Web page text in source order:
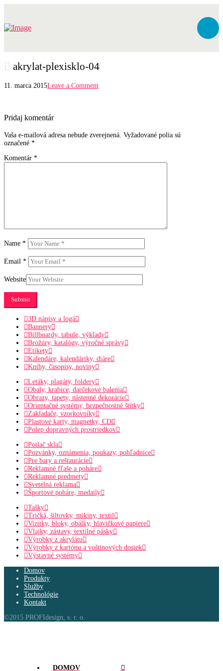
akrylat-plexisklo-04
11. marca 2015Leave a Comment
Pridaj komentár
Vaša e-mailová adresa nebude zverejnená. Vyžadované polia sú
označené *
Komentár *
Name *
Email *
Website
3D nápisy a logá
Bannery
Billboardy, tabule, výklady
Brožúry, katalógy, výročné správy
Etikety
Kalendáre, kalendáriky, diáre
Knihy, časopisy, noviny
Letáky, plagáty, foldery
Obaly, krabice, darčekové balenia
Obrazy, tapety, nástenné dekorácie
Orientačné systémy, bezpečnostné štítky
Zakladače, vzorkovníky
Plastové karty, magnetky, CD
Polep dopravných prostriedkov
Potlač skla
Pozvánky, oznámenia, poukazy, pohľadnice
Pre bary a reštaurácie
Reklamné fľaše a poháre
Reklamné predmety
Svetelná reklama
Športové poháre, medaily
Tašky
Tričká, šiltovky, mikiny, textil
Vizitky, bloky, obálky, hlavičkové papiere
Vlajky, zástavy, textilné pásky
Výrobky z akrylátu
Výrobky z kartónu a voštinových dosiek
Výstavné systémy
Domov
Produkty
Služby
Technológie
Kontakt
©2015 PROFIdesign, s. r. o.
DOMOV